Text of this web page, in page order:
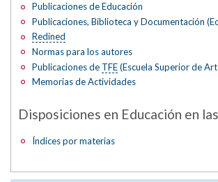
Publicaciones de Educación
Publicaciones, Biblioteca y Documentación
Redined
Normas para los autores
Publicaciones de TFE(Escuela Superior de
Memorias de Actividades
Disposiciones en Educación en las
Índices por materias